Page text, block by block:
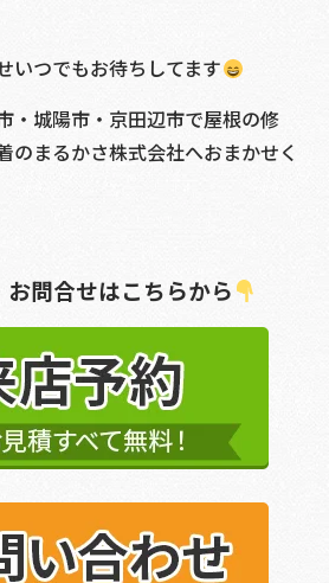
いつでもお待ちしてます
・城陽市・京田辺市で屋根の修
のまるかさ株式会社へおまかせく
問合せはこちらから